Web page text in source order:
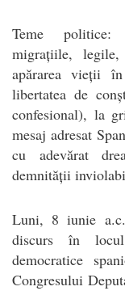
Teme politice:
migrațiile,
apărarea vieții
libertatea de
confesional), la
mesaj adresat
cu adevărat
demnității
Luni, 8 iunie
discurs în
democratice
Congresului